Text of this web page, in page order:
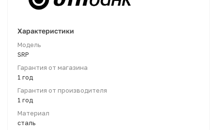
Характеристики
Модель
SRP
Гарантия от магазина
1 год
Гарантия от производителя
1 год
Материал
сталь